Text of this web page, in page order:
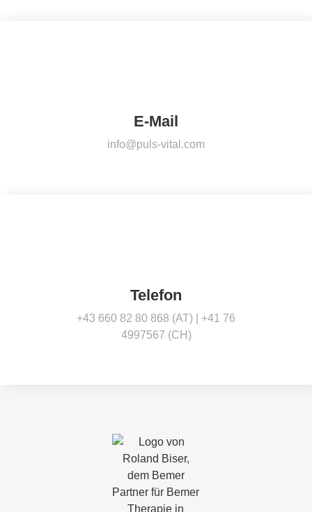
E-Mail
info@puls-vital.com
Telefon
+43 660 82 80 868 (AT) | +41 76
4997567 (CH)